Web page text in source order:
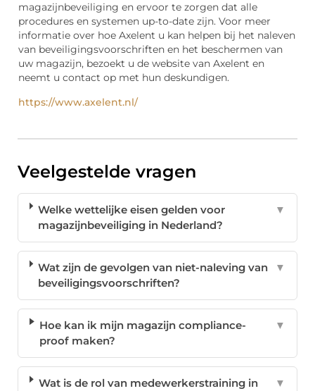
magazijnbeveiliging en ervoor te zorgen dat alle
procedures en systemen up-to-date zijn. Voor meer
informatie over hoe Axelent u kan helpen bij het naleven
van beveiligingsvoorschriften en het beschermen van
uw magazijn, bezoekt u de website van Axelent en
neemt u contact op met hun deskundigen.
https://www.axelent.nl/
Veelgestelde vragen
Welke wettelijke eisen gelden voor
magazijnbeveiliging in Nederland?
▼
Wat zijn de gevolgen van niet-naleving van
beveiligingsvoorschriften?
▼
Hoe kan ik mijn magazijn compliance-
proof maken?
▼
Wat is de rol van medewerkerstraining in
▼